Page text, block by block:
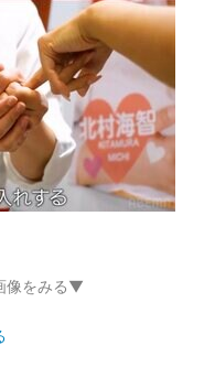
像をみる▼